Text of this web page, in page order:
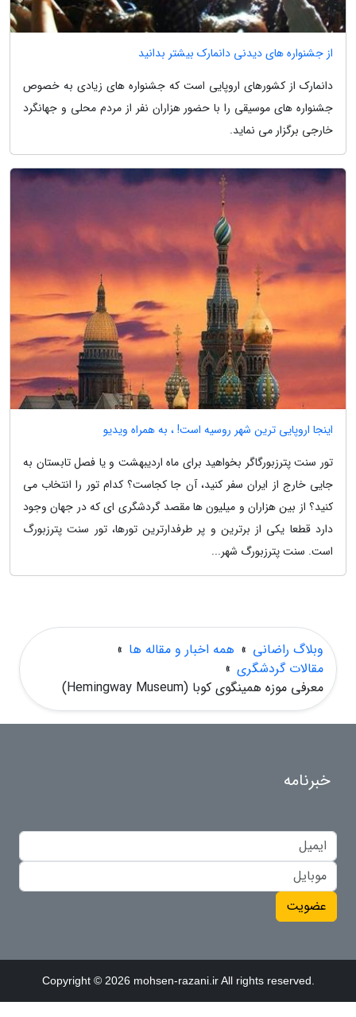
از جشنواره های دیدنی دانمارک بیشتر بدانید
دانمارک از کشورهای اروپایی است که جشنواره های زیادی به خصوص
جشنواره های موسیقی را با حضور هزاران نفر از مردم محلی و جهانگرد
خارجی برگزار می نماید.
اینجا اروپایی ترین شهر روسیه است! ، به همراه ویدیو
تور سنت پترزبورگاگر بخواهید برای ماه اردیبهشت و یا فصل تابستان به
جایی خارج از ایران سفر کنید، آن جا کجاست؟ کدام تور را انتخاب می
کنید؟ از بین هزاران و میلیون ها مقصد گردشگری ای که در جهان وجود
دارد قطعا یکی از برترین و پر طرفدارترین تورها، تور سنت پترزبورگ
است. سنت پترزبورگ شهر...
وبلاگ راضانی » همه اخبار و مقاله ها »
مقالات گردشگری »
معرفی موزه همینگوی کوبا (Hemingway Museum)
خبرنامه
عضویت
Copyright © 2026 mohsen-razani.ir All rights reserved.